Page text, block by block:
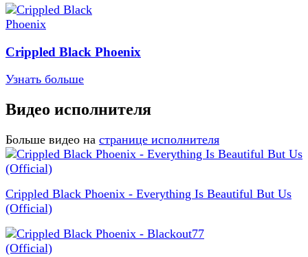
Crippled Black Phoenix
Узнать больше
Видео исполнителя
Больше видео на странице исполнителя
Crippled Black Phoenix - Everything Is Beautiful But Us
(Official)